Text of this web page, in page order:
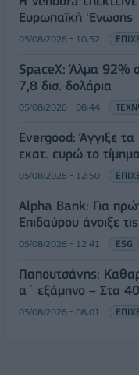
Ευρωπαϊκή 'Ενωσης
05/08/2026 - 10:52
SpaceX: Άλμα 92%
7,8 δισ. δολάρια
05/08/2026 - 08:44
Evergood: Άγγιξε
εκατ. ευρώ το
05/08/2026 - 12:50
Alpha Bank: Για
Επιδαύρου άνοιξε
05/08/2026 - 12:41 ESG
Παπουτσάνης:
α΄ εξάμηνο – Στα
05/08/2026 - 08:01